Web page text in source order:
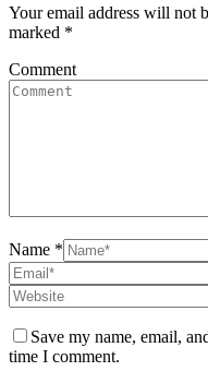
Your email address will not
marked *
Comment
Name *
Save my name, email,
time I comment.